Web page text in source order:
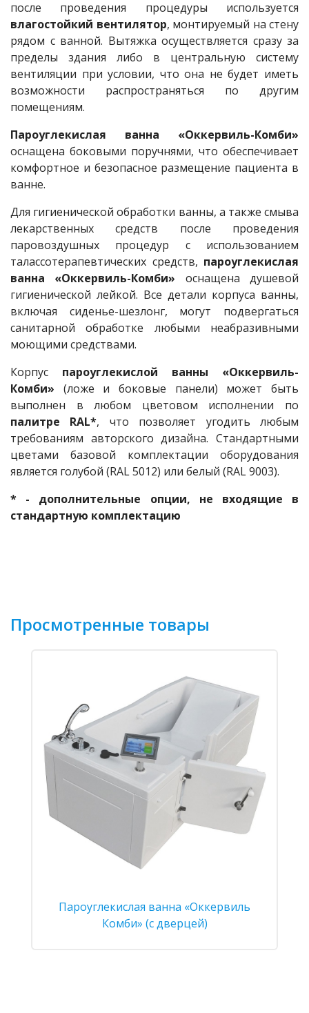
после проведения процедуры используется
влагостойкий вентилятор, монтируемый на стену
рядом с ванной. Вытяжка осуществляется сразу за
пределы здания либо в центральную систему
вентиляции при условии, что она не будет иметь
возможности распространяться по другим
помещениям.
Пароуглекислая ванна «Оккервиль-Комби»
оснащена боковыми поручнями, что обеспечивает
комфортное и безопасное размещение пациента в
ванне.
Для гигиенической обработки ванны, а также смыва
лекарственных средств после проведения
паровоздушных процедур с использованием
талассотерапевтических средств, пароуглекислая
ванна «Оккервиль-Комби» оснащена душевой
гигиенической лейкой. Все детали корпуса ванны,
включая сиденье-шезлонг, могут подвергаться
санитарной обработке любыми неабразивными
моющими средствами.
Корпус пароуглекислой ванны «Оккервиль-
Комби» (ложе и боковые панели) может быть
выполнен в любом цветовом исполнении по
палитре RAL*, что позволяет угодить любым
требованиям авторского дизайна. Стандартными
цветами базовой комплектации оборудования
является голубой (RAL 5012) или белый (RAL 9003).
* - дополнительные опции, не входящие в
стандартную комплектацию
Просмотренные товары
Пароуглекислая ванна «Оккервиль
Комби» (с дверцей)